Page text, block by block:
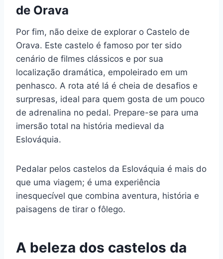
de Orava
Por fim, não deixe de explorar o Castelo de
Orava. Este castelo é famoso por ter sido
cenário de filmes clássicos e por sua
localização dramática, empoleirado em um
penhasco. A rota até lá é cheia de desafios e
surpresas, ideal para quem gosta de um pouco
de adrenalina no pedal. Prepare-se para uma
imersão total na história medieval da
Eslováquia.
Pedalar pelos castelos da Eslováquia é mais do
que uma viagem; é uma experiência
inesquecível que combina aventura, história e
paisagens de tirar o fôlego.
A beleza dos castelos da